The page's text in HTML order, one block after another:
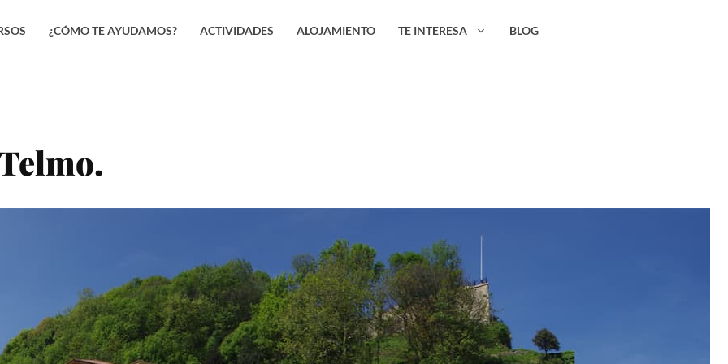
¿CÓMO TE AYUDAMOS? ACTIVIDADES ALOJAMIENTO TE INTERESA
BLOG